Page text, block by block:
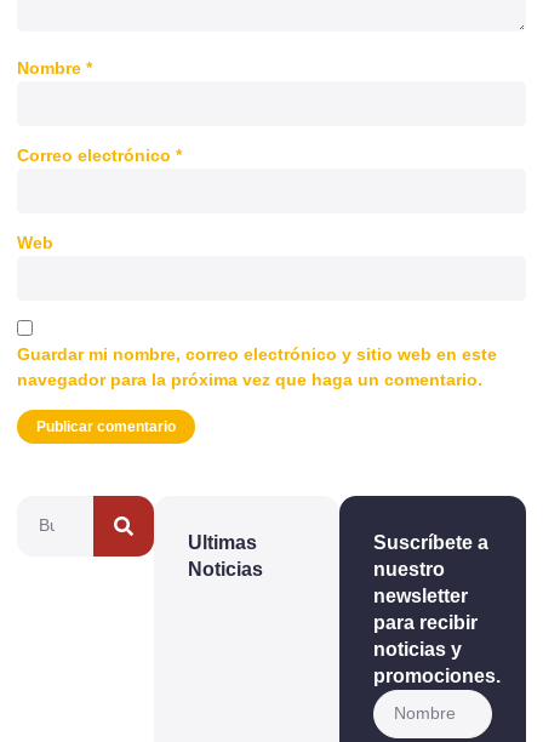
Nombre *
Correo electrónico *
Web
Guardar mi nombre, correo electrónico y sitio web en este
navegador para la próxima vez que haga un comentario.
Ultimas
Noticias
Suscríbete a
nuestro
newsletter
para recibir
noticias y
promociones.